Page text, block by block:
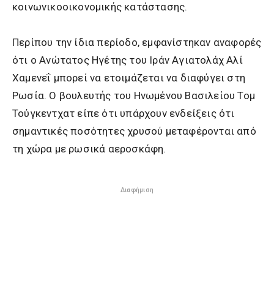
κοινωνικοοικονομικής κατάστασης.
Περίπου την ίδια περίοδο, εμφανίστηκαν αναφορές
ότι ο Ανώτατος Ηγέτης του Ιράν Αγιατολάχ Αλί
Χαμενεΐ μπορεί να ετοιμάζεται να διαφύγει στη
Ρωσία. Ο βουλευτής του Ηνωμένου Βασιλείου Τομ
Τούγκεντχατ είπε ότι υπάρχουν ενδείξεις ότι
σημαντικές ποσότητες χρυσού μεταφέρονται από
τη χώρα με ρωσικά αεροσκάφη.
Διαφήμιση